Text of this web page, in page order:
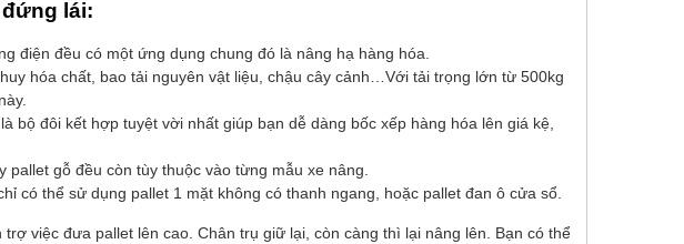
lái:
điện đều có một ứng dụng chung đó là nâng hạ hàng hóa.
hóa chất, bao tải nguyên vật liệu, chậu cây cảnh…Với tải trọng lớn từ 500kg
bộ đôi kết hợp tuyệt vời nhất giúp bạn dễ dàng bốc xếp hàng hóa lên giá kệ,
gỗ đều còn tùy thuộc vào từng mẫu xe nâng.
có thể sử dụng pallet 1 mặt không có thanh ngang, hoặc pallet đan ô cửa sổ.
việc đưa pallet lên cao. Chân trụ giữ lại, còn càng thì lại nâng lên. Bạn có thể